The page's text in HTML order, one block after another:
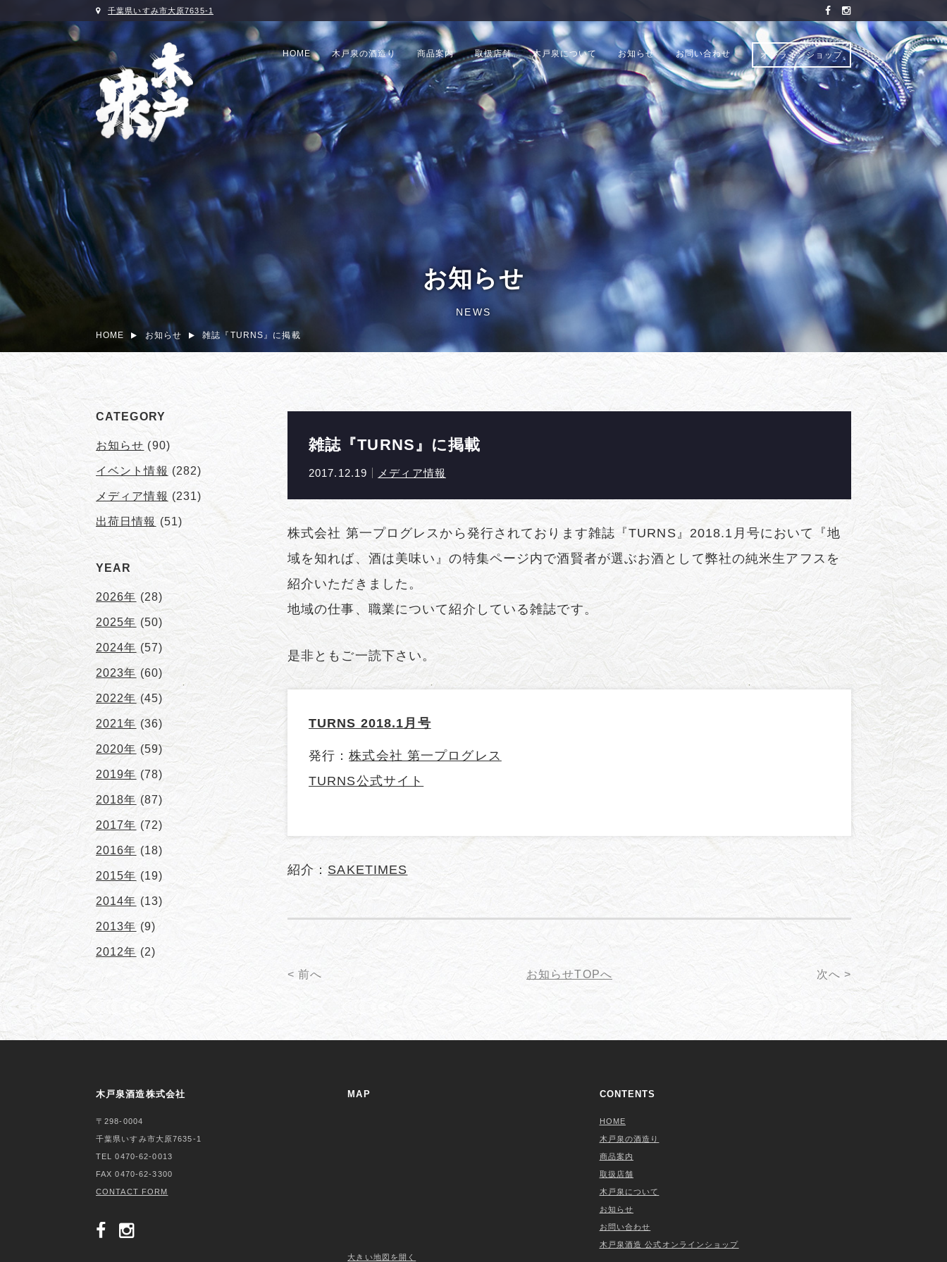
千葉県いすみ市大原7635-1
HOME 木戸泉の酒造り 商品案内 取扱店舗 木戸泉について お知らせ お問い合わせ オンラインショップ
お知らせ
NEWS
HOME お知らせ 雑誌『TURNS』に掲載
雑誌『TURNS』に掲載
2017.12.19 メディア情報
株式会社 第一プログレスから発行されております雑誌『TURNS』2018.1月号において『地
域を知れば、酒は美味い』の特集ページ内で酒賢者が選ぶお酒として弊社の純米生アフスを
紹介いただきました。
地域の仕事、職業について紹介している雑誌です。
是非ともご一読下さい。
TURNS 2018.1月号
発行：株式会社 第一プログレス
TURNS公式サイト
紹介： SAKETIMES
< 前へ お知らせTOPへ 次へ >
CATEGORY
お知らせ (90)
イベント情報 (282)
メディア情報 (231)
出荷日情報 (51)
YEAR
2026年 (28)
2025年 (50)
2024年 (57)
2023年 (60)
2022年 (45)
2021年 (36)
2020年 (59)
2019年 (78)
2018年 (87)
2017年 (72)
2016年 (18)
2015年 (19)
2014年 (13)
2013年 (9)
2012年 (2)
木戸泉酒造株式会社
〒298-0004
千葉県いすみ市大原7635-1
TEL 0470-62-0013
FAX 0470-62-3300
CONTACT FORM
MAP
大きい地図を開く
CONTENTS
HOME
木戸泉の酒造り
商品案内
取扱店舗
木戸泉について
お知らせ
お問い合わせ
木戸泉酒造 公式オンラインショップ